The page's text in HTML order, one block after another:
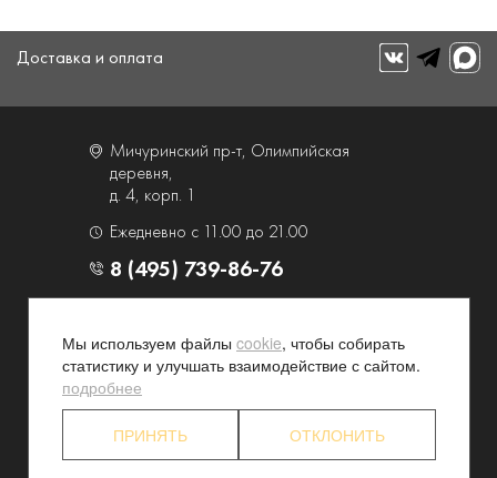
Доставка и оплата
Мичуринский пр-т, Олимпийская
деревня,
д. 4, корп. 1
Ежедневно с 11.00 до 21.00
8 (495) 739-86-76
Контакты и схема проезда
Наши преимущества
Программа лояльности
Партнерские программы
Конфиденциальность
Акционерам
Мы используем файлы cookie, чтобы собирать
статистику и улучшать взаимодействие с сайтом.
подробнее
ПРИНЯТЬ ОТКЛОНИТЬ